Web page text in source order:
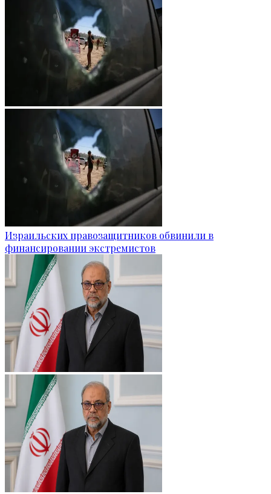
Израильских правозащитников обвинили в
финансировании экстремистов